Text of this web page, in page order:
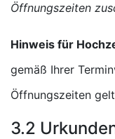
Öffnungszeiten
Hinweis für
gemäß Ihrer
Öffnungszeiten
3.2